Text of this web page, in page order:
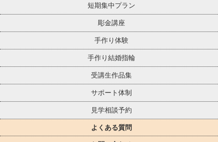
短期集中プラン
彫金講座
手作り体験
手作り結婚指輪
受講生作品集
サポート体制
見学相談予約
よくある質問